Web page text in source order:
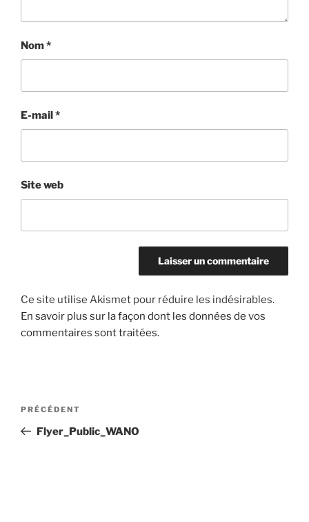
Nom*
E-mail*
Site web
Ce site utilise Akismet pour réduire les indésirables.
En savoir plus sur la façon dont les données de vos
commentaires sont traitées.
Navigation
l’article
Article
précédent
PRÉCÉDENT
Flyer_Public_WANO